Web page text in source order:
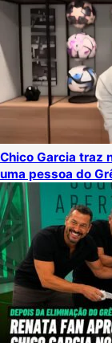
Chico Garcia traz
uma pessoa do